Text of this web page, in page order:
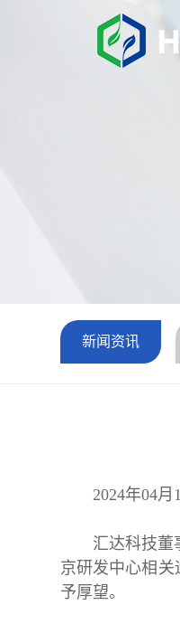
新闻资讯
2024年04
汇达科技董事
京研发中心相
予厚望。